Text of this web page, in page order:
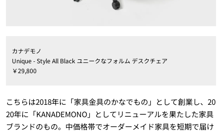
カナデモノ
Unique - Style All Black ユニークなフォルム デスクチェア
￥29,800
こちらは2018年に「家具金具のかなでもの」として創業し、20
20年に「KANADEMONO」としてリニューアルを果たした家具
ブランドのもの。中価格帯でオーダーメイド家具を短期で届け